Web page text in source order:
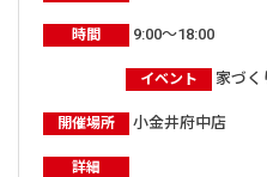
時間 9:00～18:00
イベント 家づく
開催場所 小金井府中店
詳細